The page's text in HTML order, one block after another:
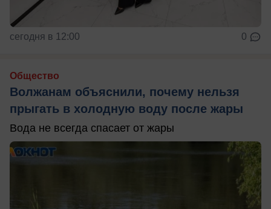
сегодня в 12:00 0
Общество
Волжанам объяснили, почему нельзя
прыгать в холодную воду после жары
Вода не всегда спасает от жары